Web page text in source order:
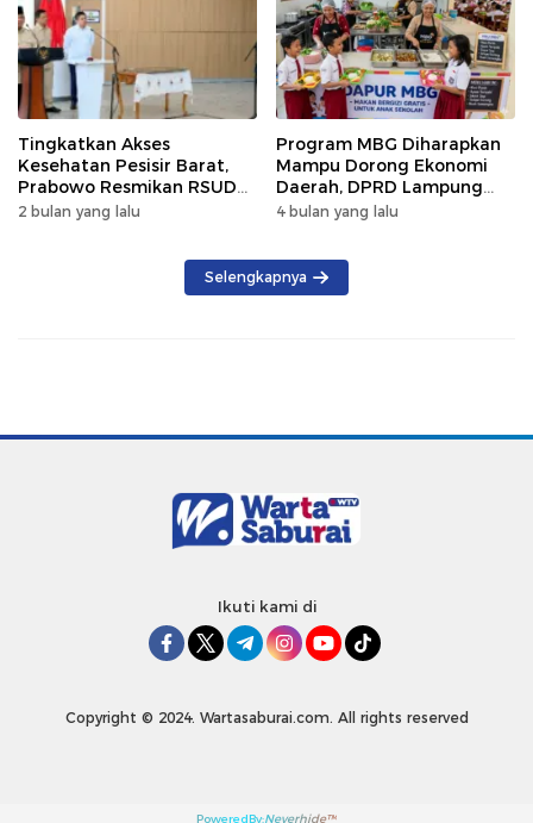
Tingkatkan Akses
Kesehatan Pesisir Barat,
Prabowo Resmikan RSUD
KH Muhammad Thohir
2 bulan yang lalu
Program MBG Diharapkan
Mampu Dorong Ekonomi
Daerah, DPRD Lampung
Tekankan Pemanfaatan
4 bulan yang lalu
Selengkapnya
Ikuti kami di
Copyright © 2024. Wartasaburai.com. All rights reserved
PoweredBy:Neverhide™